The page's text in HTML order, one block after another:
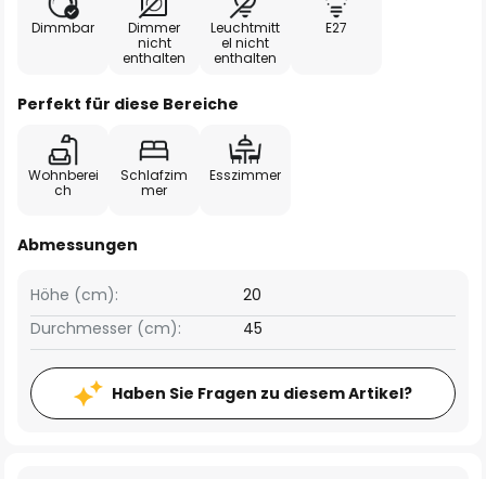
Dimmbar
Dimmer
nicht
enthalten
Leuchtmitt
el nicht
enthalten
E27
Perfekt für diese Bereiche
Wohnberei
ch
Schlafzim
mer
Esszimmer
Abmessungen
Höhe (cm):
20
Durchmesser (cm):
45
Haben Sie Fragen zu diesem Artikel?